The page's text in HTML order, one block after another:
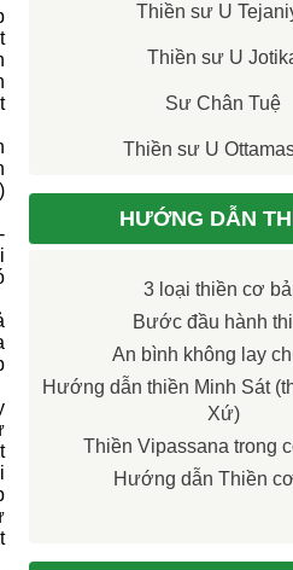
Thiền sư U
Thiền sư U
Sư Chân Tuệ
Thiền sư U
HƯỚNG DẪN
3 loại thiền cơ
Bước đầu hành
An bình không lay
Hướng dẫn thiền Minh Sát
Xứ)
Thiền Vipassana trong
Hướng dẫn Thiền